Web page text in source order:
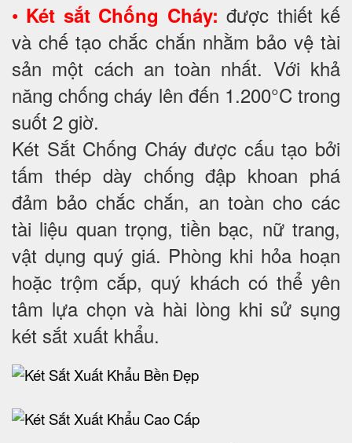
• Két sắt Chống Cháy: được thiết kế
và chế tạo chắc chắn nhằm bảo vệ tài
sản một cách an toàn nhất. Với khả
năng chống cháy lên đến 1.200°C trong
suốt 2 giờ.
Két Sắt Chống Cháy được cấu tạo bởi
tấm thép dày chống đập khoan phá
đảm bảo chắc chắn, an toàn cho các
tài liệu quan trọng, tiền bạc, nữ trang,
vật dụng quý giá. Phòng khi hỏa hoạn
hoặc trộm cắp, quý khách có thể yên
tâm lựa chọn và hài lòng khi sử sụng
két sắt xuất khẩu.